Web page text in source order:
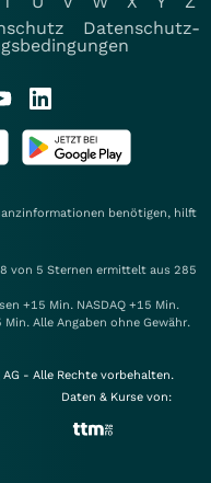
Datenschutz-
benötigen, hilft
von 5 Sternen ermittelt aus 285
+15 Min. NASDAQ +15 Min.
Alle Angaben ohne Gewähr.
- Alle Rechte vorbehalten.
Daten & Kurse von: